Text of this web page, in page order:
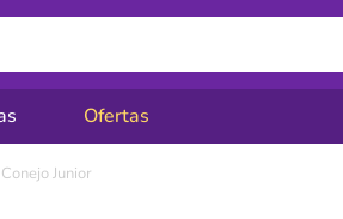
Ofertas
Junior